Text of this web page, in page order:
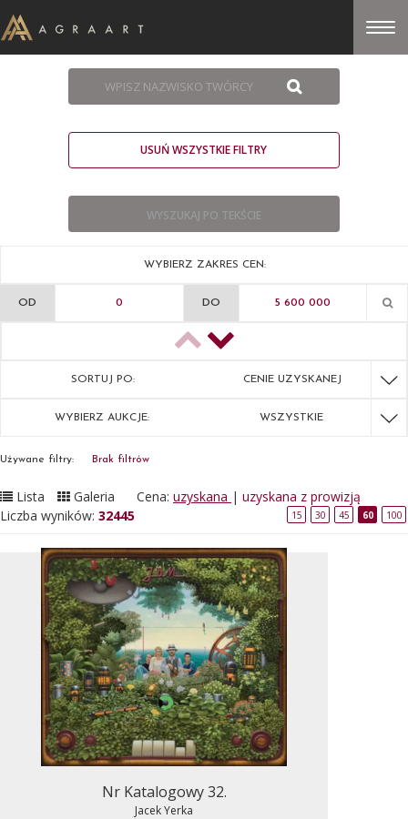
USUŃ WSZYSTKIE FILTRY
WYBIERZ ZAKRES CEN:
OD DO
SORTUJ PO: CENIE UZYSKANEJ
WYBIERZ AUKCJE: WSZYSTKIE
Używane filtry: Brak filtrów
Lista Galeria Cena: uzyskana | uzyskana z prowizją
Liczba wyników: 32445 15 30 45 60 100
Nr Katalogowy 32.
Jacek Yerka